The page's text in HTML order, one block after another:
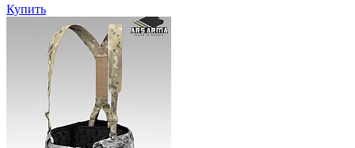
Купить